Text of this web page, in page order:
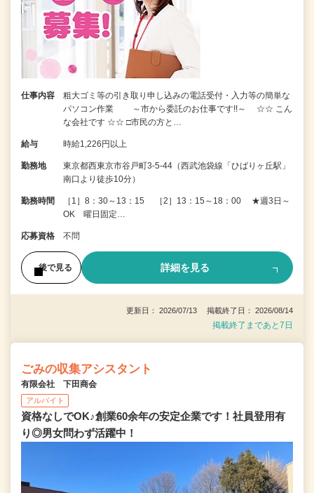
仕事内容
粗大ゴミ等の引き取り申し込みの電話受付・入力等の簡単な
パソコン作業 ～市から委託のお仕事です!!～ ☆☆ こん
な会社です ☆☆ □市民の方と…
給与 時給1,226円以上
勤務地
東京都西東京市谷戸町3-5-44（西武池袋線「ひばりヶ丘駅」
南口より徒歩10分）
勤務時間
［1］8：30～13：15 ［2］13：15～18：00 ★週3日～
OK 曜日固定…
応募資格 不問
後で見る 詳細を見る
更新日： 2026/07/13 掲載終了日： 2026/08/14
掲載終了まであと7日
ごみの収集アシスタント
有限会社 下田商会
アルバイト
資格なしでOK♪創業60余年の安定企業です！社員登用有
り◎男女問わず活躍中！